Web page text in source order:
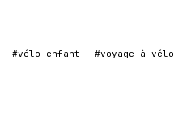
#vélo enfant #voyage à vélo